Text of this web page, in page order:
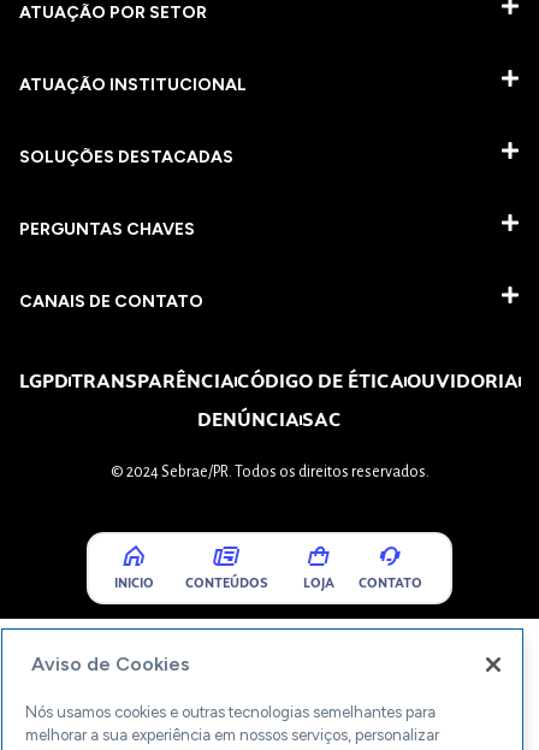
ATUAÇÃO POR SETOR
ATUAÇÃO INSTITUCIONAL
SOLUÇÕES DESTACADAS
PERGUNTAS CHAVES​
CANAIS DE CONTATO
LGPDTRANSPARÊNCIACÓDIGO DE ÉTICAOUVIDORIA
DENÚNCIASAC
© 2024 Sebrae/PR. Todos os direitos reservados.
INICIO CONTEÚDOS LOJA CONTATO
Aviso de Cookies
Nós usamos cookies e outras tecnologias semelhantes para
melhorar a sua experiência em nossos serviços, personalizar